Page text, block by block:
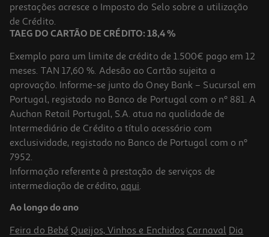
2,39 €
Água Cosmia Micelar Frescura Peles Normais 500ml
6.58 €/Lt
3,29 €
prestações acresce o Imposto do Selo sobre a utilização
de Crédito.
TAEG DO CARTÃO DE CRÉDITO: 18,4 %
Exemplo para um limite de crédito de 1.500€ pago em 12
meses. TAN 17,60 %. Adesão ao Cartão sujeita a
aprovação. Informe-se junto do Oney Bank – Sucursal em
Portugal, registado no Banco de Portugal com o nº 881. A
Auchan Retail Portugal, S.A. atua na qualidade de
Intermediário de Crédito a título acessório com
exclusividade, registado no Banco de Portugal com o nº
7952.
Informação referente à prestação de serviços de
intermediação de crédito, aqui.
Ao longo do ano
Feira do Bebé Queijos, Vinhos e Enchidos Carnaval Dia